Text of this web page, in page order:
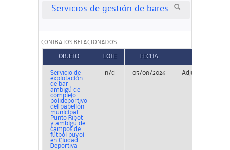
Servicios de gestión de bares
CONTRATOS RELACIONADOS
OBJETO LOTE FECHA
Servicio de
explotación
de bar
ambigú de
complejo
polideportivo
del pabellón
municipal
Punto Ribot
y ambigú de
campos de
fútbol puyol
en Ciudad
Deportiva
n/d 05/08/2026 Adjudicación